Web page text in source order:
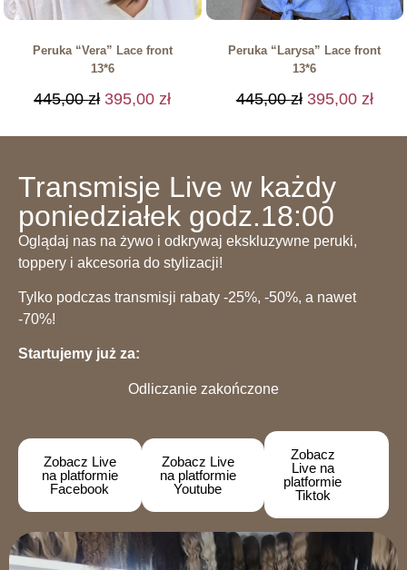
Peruka “Vera” Lace front
13*6
445,00zł 395,00 zł
Peruka “Larysa” Lace front
13*6
445,00zł 395,00 zł
Transmisje Live w każdy
poniedziałek godz.18:00
Oglądaj nas na żywo i odkrywaj ekskluzywne peruki,
toppery i akcesoria do stylizacji!
Tylko podczas transmisji rabaty -25%, -50%, a nawet
-70%!
Startujemy już za:
Odliczanie zakończone
Zobacz Live
na platformie
Facebook
Zobacz Live
na platformie
Youtube
Zobacz
Live na
platformie
Tiktok